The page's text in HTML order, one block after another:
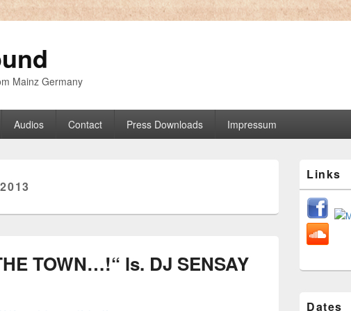
Mainz Germany
Audios Contact Press Downloads Impressum
TOWN…!“ ls. DJ SENSAY
Seitenleisten
Widget-
Bereich
Links
Dates